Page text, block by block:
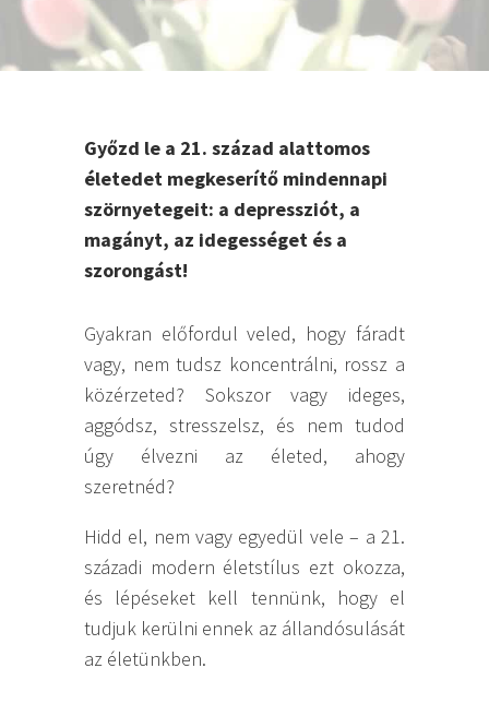
Győzd le a 21. század alattomos
életedet megkeserítő mindennapi
szörnyetegeit: a depressziót, a
magányt, az idegességet és a
szorongást!
Gyakran előfordul veled, hogy fáradt
vagy, nem tudsz koncentrálni, rossz a
közérzeted? Sokszor vagy ideges,
aggódsz, stresszelsz, és nem tudod
úgy élvezni az életed, ahogy
szeretnéd?
Hidd el, nem vagy egyedül vele – a 21.
századi modern életstílus ezt okozza,
és lépéseket kell tennünk, hogy el
tudjuk kerülni ennek az állandósulását
az életünkben.